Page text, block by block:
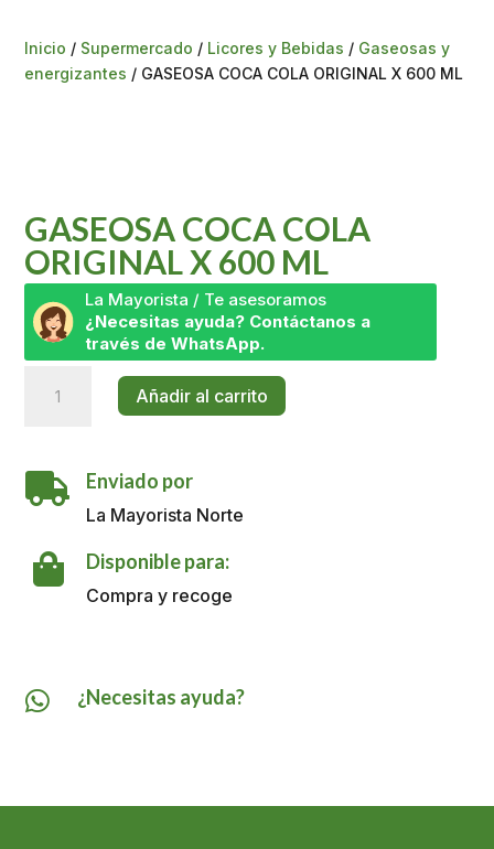
Inicio / Supermercado / Licores y Bebidas / Gaseosas y
energizantes / GASEOSA COCA COLA ORIGINAL X 600 ML
GASEOSA COCA COLA
ORIGINAL X 600 ML
La Mayorista / Te asesoramos
¿Necesitas ayuda? Contáctanos a
través de WhatsApp.
COCA
X
600
cantidad
Añadir al carrito
 Enviado por
La Mayorista Norte
 Disponible para:
Compra y recoge
 ¿Necesitas ayuda?